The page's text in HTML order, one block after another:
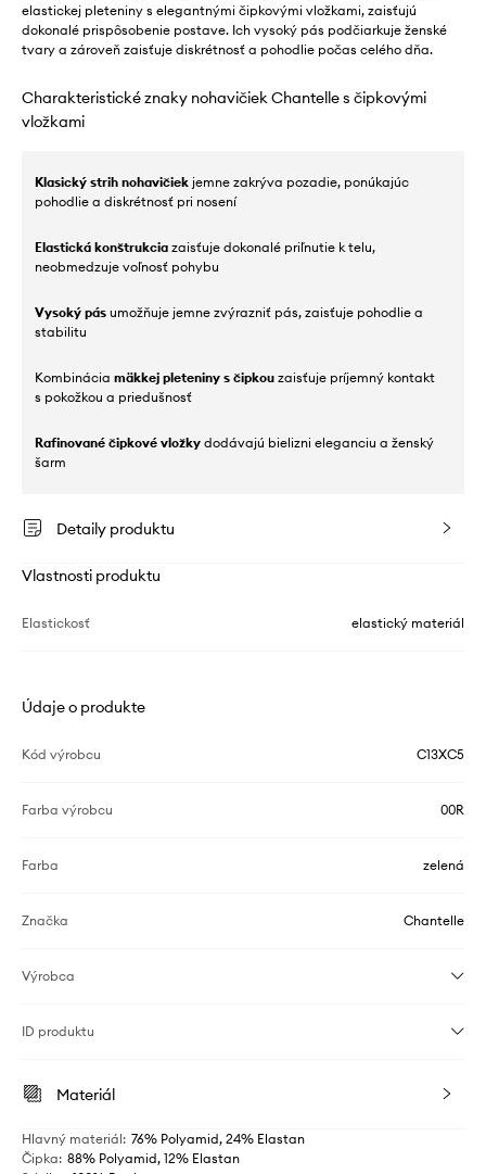
elastickej pleteniny s elegantnými čipkovými vložkami, zaisťujú
dokonalé prispôsobenie postave. Ich vysoký pás podčiarkuje ženské
tvary a zároveň zaisťuje diskrétnosť a pohodlie počas celého dňa.
Charakteristické znaky nohavičiek Chantelle s čipkovými
vložkami
Klasický strih nohavičiek jemne zakrýva pozadie, ponúkajúc
pohodlie a diskrétnosť pri nosení
Elastická konštrukcia zaisťuje dokonalé priľnutie k telu,
neobmedzuje voľnosť pohybu
Vysoký pás umožňuje jemne zvýrazniť pás, zaisťuje pohodlie a
stabilitu
Kombinácia mäkkej pleteniny s čipkou zaisťuje príjemný kontakt
s pokožkou a priedušnosť
Rafinované čipkové vložky dodávajú bielizni eleganciu a ženský
šarm
Detaily produktu
Vlastnosti produktu
Elastickosť elastický materiál
Údaje o produkte
Kód výrobcu C13XC5
Farba výrobcu 00R
Farba zelená
Značka Chantelle
Výrobca
ID produktu
Materiál
Hlavný materiál: 76% Polyamid, 24% Elastan
Čipka: 88% Polyamid, 12% Elastan